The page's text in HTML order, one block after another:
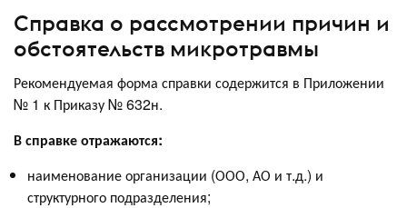
Справка о рассмотрении причин и
обстоятельств микротравмы
Рекомендуемая форма справки содержится в Приложении
№ 1 к Приказу № 632н.
В справкеотражаются:
наименование организации (ООО, АО и т.д.) и
структурного подразделения;